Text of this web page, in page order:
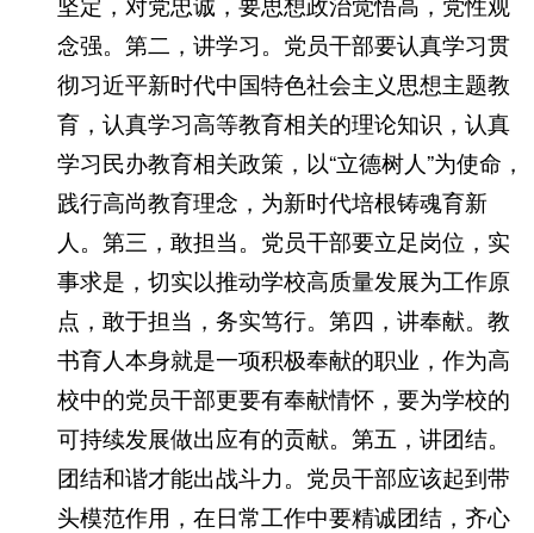
念强。第二，讲学习。党员干部要认真学习贯
彻习近平新时代中国特色社会主义思想主题教
育，认真学习高等教育相关的理论知识，认真
学习民办教育相关政策，以“立德树人”为使命，
践行高尚教育理念，为新时代培根铸魂育新
人。第三，敢担当。党员干部要立足岗位，实
事求是，切实以推动学校高质量发展为工作原
点，敢于担当，务实笃行。第四，讲奉献。教
书育人本身就是一项积极奉献的职业，作为高
校中的党员干部更要有奉献情怀，要为学校的
可持续发展做出应有的贡献。第五，讲团结。
团结和谐才能出战斗力。党员干部应该起到带
头模范作用，在日常工作中要精诚团结，齐心